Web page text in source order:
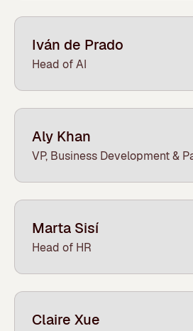
Iván de Prado
Head of AI
Aly Khan
VP, Business Development &
Marta Sisí
Head of HR
Claire Xue